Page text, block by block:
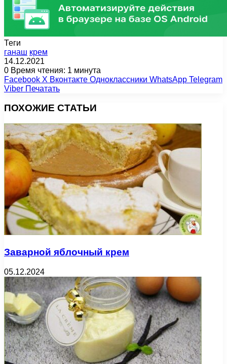
Теги
ганаш крем
14.12.2021
0 Время чтения: 1 минута
Facebook X Вконтакте Одноклассники WhatsApp Telegram
Viber Печатать
ПОХОЖИЕ СТАТЬИ
Заварной яблочный крем
05.12.2024